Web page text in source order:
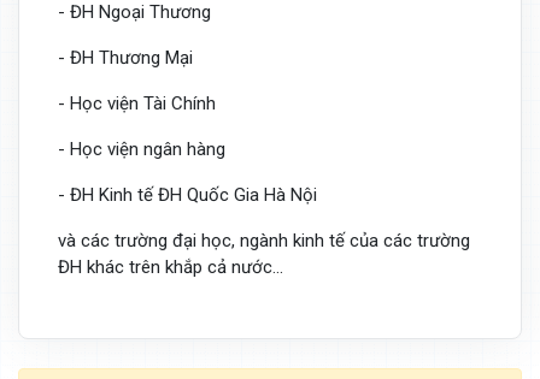
- ĐH Ngoại Thương
- ĐH Thương Mại
- Học viện Tài Chính
- Học viện ngân hàng
- ĐH Kinh tế ĐH Quốc Gia Hà Nội
và các trường đại học, ngành kinh tế của các trường
ĐH khác trên khắp cả nước...